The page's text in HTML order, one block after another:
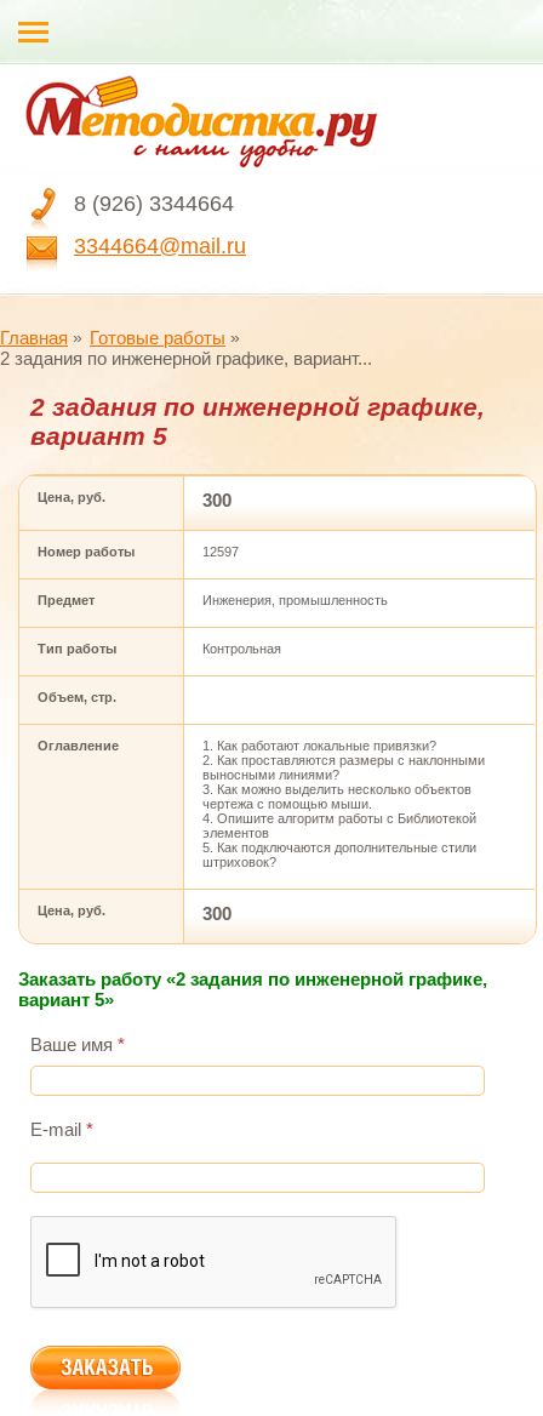
8 (926) 3344664
3344664@mail.ru
Главная
Готовые работы
2 задания по инженерной графике, вариант...
2 задания по инженерной графике,
вариант 5
Цена, руб. 300
Номер работы 12597
Предмет Инженерия, промышленность
Тип работы Контрольная
Объем, стр.
Оглавление
1. Как работают локальные привязки?
2. Как проставляются размеры с наклонными
выносными линиями?
3. Как можно выделить несколько объектов
чертежа с помощью мыши.
4. Опишите алгоритм работы с Библиотекой
элементов
5. Как подключаются дополнительные стили
штриховок?
Цена, руб. 300
Заказать работу «2 задания по инженерной графике,
вариант 5»
Ваше имя *
E-mail *